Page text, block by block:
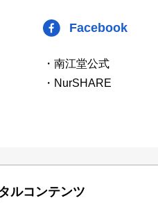
Facebook
・南江堂公式
・NurSHARE
ルコンテンツ